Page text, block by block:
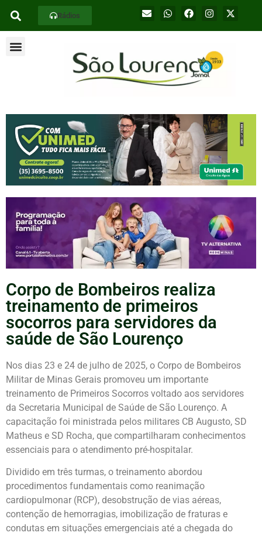
Rádios
Corpo de Bombeiros realiza
treinamento de primeiros
socorros para servidores da
saúde de São Lourenço
Nos dias 23 e 24 de julho de 2025, o Corpo de Bombeiros
Militar de Minas Gerais promoveu um importante
treinamento de Primeiros Socorros voltado aos servidores
da Secretaria Municipal de Saúde de São Lourenço. A
capacitação foi ministrada pelos militares CB Augusto, SD
Matheus e SD Rocha, que compartilharam conhecimentos
essenciais para o atendimento pré-hospitalar.
Dividido em três turmas, o treinamento abordou
procedimentos fundamentais como reanimação
cardiopulmonar (RCP), desobstrução de vias aéreas,
contenção de hemorragias, imobilização de fraturas e
condutas em situações emergenciais até a chegada do